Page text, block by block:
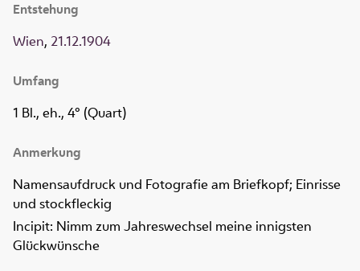
Entstehung
Wien, 21.12.1904
Umfang
1 Bl., eh., 4° (Quart)
Anmerkung
Namensaufdruck und Fotografie am Briefkopf; Einrisse
und stockfleckig
Incipit: Nimm zum Jahreswechsel meine innigsten
Glückwünsche